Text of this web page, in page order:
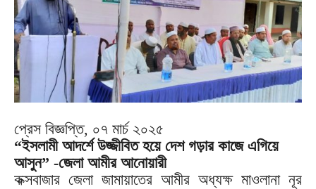
প্রেস বিজ্ঞপ্তি, ০৭ মার্চ ২০২৫
“ইসলামী আদর্শে উজ্জীবিত হয়ে দেশ গড়ার কাজে এগিয়ে
আসুন” -জেলা আমীর আনোয়ারী
কক্সবাজার জেলা জামায়াতের আমীর অধ্যক্ষ মাওলানা নূর